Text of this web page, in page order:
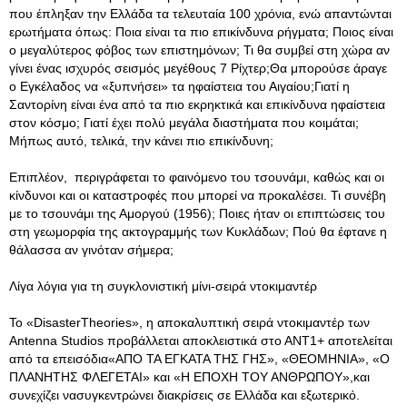
που έπληξαν την Ελλάδα τα τελευταία 100 χρόνια, ενώ απαντώνται
ερωτήματα όπως: Ποια είναι τα πιο επικίνδυνα ρήγματα; Ποιος είναι
ο μεγαλύτερος φόβος των επιστημόνων; Τι θα συμβεί στη χώρα αν
γίνει ένας ισχυρός σεισμός μεγέθους 7 Ρίχτερ;Θα μπορούσε άραγε
ο Εγκέλαδος να «ξυπνήσει» τα ηφαίστεια του Αιγαίου;Γιατί η
Σαντορίνη είναι ένα από τα πιο εκρηκτικά και επικίνδυνα ηφαίστεια
στον κόσμο; Γιατί έχει πολύ μεγάλα διαστήματα που κοιμάται;
Μήπως αυτό, τελικά, την κάνει πιο επικίνδυνη;
Επιπλέον, περιγράφεται το φαινόμενο του τσουνάμι, καθώς και οι
κίνδυνοι και οι καταστροφές που μπορεί να προκαλέσει. Τι συνέβη
με το τσουνάμι της Αμοργού (1956); Ποιες ήταν οι επιπτώσεις του
στη γεωμορφία της ακτογραμμής των Κυκλάδων; Πού θα έφτανε η
θάλασσα αν γινόταν σήμερα;
Λίγα λόγια για τη συγκλονιστική μίνι-σειρά ντοκιμαντέρ
Το «DisasterTheories», η αποκαλυπτική σειρά ντοκιμαντέρ των
Antenna Studios προβάλλεται αποκλειστικά στο ΑΝΤ1+ αποτελείται
από τα επεισόδια«ΑΠΟ ΤΑ ΕΓΚΑΤΑ ΤΗΣ ΓΗΣ», «ΘΕΟΜΗΝΙΑ», «Ο
ΠΛΑΝΗΤΗΣ ΦΛΕΓΕΤΑΙ» και «Η ΕΠΟΧΗ ΤΟΥ ΑΝΘΡΩΠΟΥ»,και
συνεχίζει νασυγκεντρώνει διακρίσεις σε Ελλάδα και εξωτερικό.